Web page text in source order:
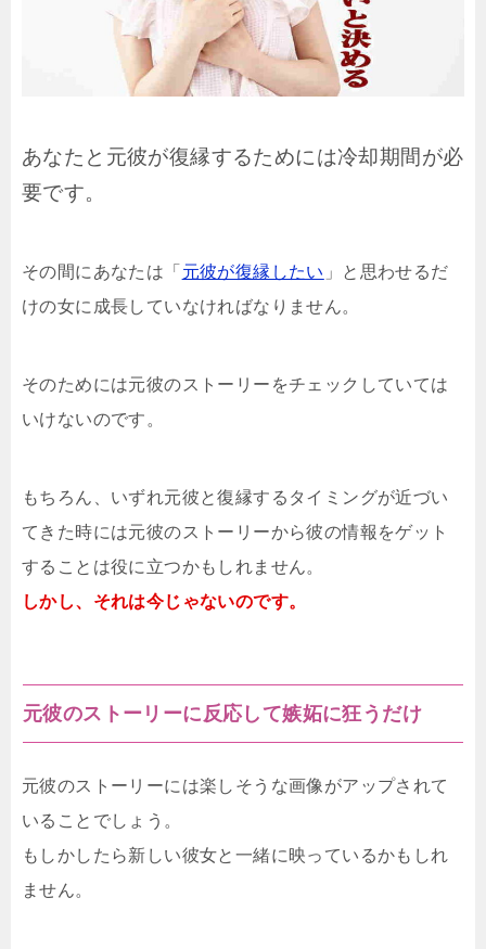
あなたと元彼が復縁するためには冷却期間が必
要です。
その間にあなたは「 元彼が復縁したい 」と思わせるだ
けの女に成長していなければなりません。
そのためには元彼のストーリーをチェックしていては
いけないのです。
もちろん、いずれ元彼と復縁するタイミングが近づい
てきた時には元彼のストーリーから彼の情報をゲット
することは役に立つかもしれません。
しかし、それは今じゃないのです。
元彼のストーリーに反応して嫉妬に狂うだけ
元彼のストーリーには楽しそうな画像がアップされて
いることでしょう。
もしかしたら新しい彼女と一緒に映っているかもしれ
ません。